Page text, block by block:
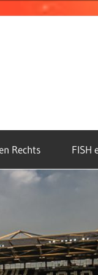
Rechts FISH